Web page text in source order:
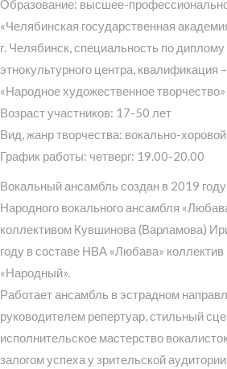
Образование: высшее-
«Челябинская государственная
г. Челябинск, специальность по
этнокультурного центра, квалификация
«Народное художественное творчество»
Возраст участников: 17-50 лет
Вид, жанр творчества: вокально-хоровой
График работы: четверг: 19.00-20.00
Вокальный ансамбль создан в 2019
Народного вокального ансамбля
коллективом Кувшинова (Варламова)
году в составе НВА «Любава»
«Народный».
Работает ансамбль в эстрадном
руководителем репертуар, стильный
исполнительское мастерство
залогом успеха у зрительской